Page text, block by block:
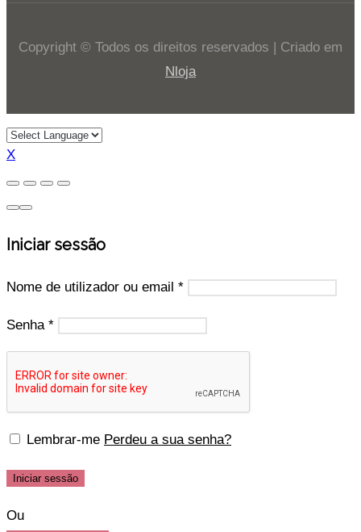
Copyright © Todos os direitos reservados | Criado em
Nloja
X
Iniciar sessão
Nome de utilizador ou email *
Senha *
Lembrar-me Perdeu a sua senha?
Iniciar sessão
Ou